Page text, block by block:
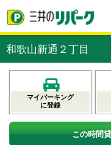
和歌山新通２丁目
マイパーキング
に登録
この時間